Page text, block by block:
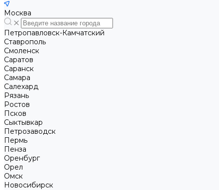
Москва
Петропавловск-Камчатский
Ставрополь
Смоленск
Саратов
Саранск
Самара
Салехард
Рязань
Ростов
Псков
Сыктывкар
Петрозаводск
Пермь
Пенза
Оренбург
Орел
Омск
Новосибирск